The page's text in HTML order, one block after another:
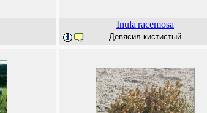
Inula racemosa
Девясил кистистый